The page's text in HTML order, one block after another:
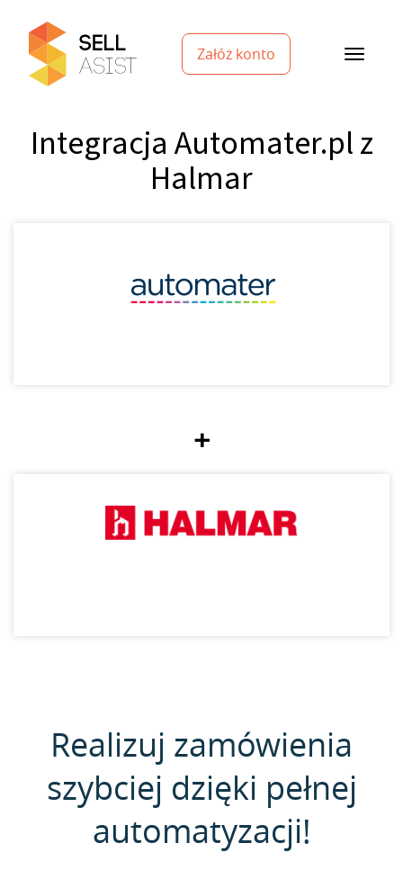
Załóż konto
Integracja Automater.pl z
Halmar
+
Realizuj zamówienia
szybciej dzięki pełnej
automatyzacji!